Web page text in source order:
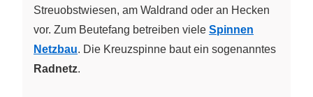
Streuobstwiesen, am Waldrand oder an Hecken
vor. Zum Beutefang betreiben viele Spinnen
Netzbau. Die Kreuzspinne baut ein sogenanntes
Radnetz.